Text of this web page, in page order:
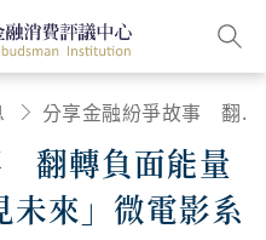
分享金融紛爭故事 翻轉負面能量 -「微微道來，預見未來」微電影系列賽正式開跑
翻轉負面能量
未來」微電影系